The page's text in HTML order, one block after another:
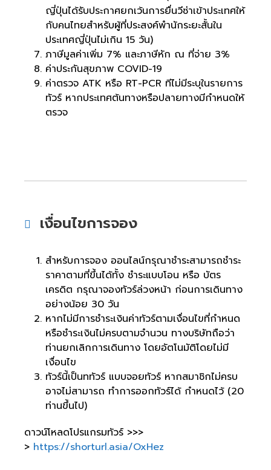
ญี่ปุ่นได้รับประกาศยกเว้นการยื่นวีซ่าเข้าประเทศให้
กับคนไทยสำหรับผู้ที่ประสงค์พำนักระยะสั้นใน
ประเทศญี่ปุ่นไม่เกิน 15 วัน)
ภาษีมูลค่าเพิ่ม 7% และภาษีหัก ณ ที่จ่าย 3%
ค่าประกันสุขภาพ COVID-19
ค่าตรวจ ATK หรือ RT-PCR ทีไม่มีระบุในรายการ
ทัวร์ หากประเทศต้นทางหรือปลายทางมีกำหนดให้
ตรวจ
เงื่อนไขการจอง
สำหรับการจอง ออนไลน์กรุณาชำระสามารถชำระ
ราคาตามที่ขึ้นได้ทั้ง ชำระแบบโอน หรือ บัตร
เครดิต กรุณาจองทัวร์ล่วงหน้า ก่อนการเดินทาง
อย่างน้อย 30 วัน
หากไม่มีการชำระเงินค่าทัวร์ตามเงื่อนไขที่กำหนด
หรือชำระเงินไม่ครบตามจำนวน ทางบริษัทถือว่า
ท่านยกเลิกการเดินทาง โดยอัตโนมัติโดยไม่มี
เงื่อนไข
ทัวร์นี้เป็นททัวร์ แบบจอยทัวร์ หากสมาชิกไม่ครบ
อาจไม่สามารถ ทำการออกทัวร์ได้ กำหนดไว้ (20
ท่านขึ้นไป)
ดาวน์โหลดโปรแกรมทัวร์ >>>
> https://shorturl.asia/OxHez